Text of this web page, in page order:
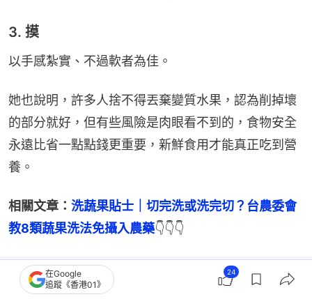
3. 摸
以手感紮實、不過軟者為佳。
她也說明，許多人捨不得丟棄變質水果，認為削掉壞
的部分就好，但有些風險是肉眼看不到的，食物安全
永遠比省一點點錢更重要，新鮮食用才能真正吃到營
養。
相關文章： 洗蔬果貼士｜切完洗或洗完切？台農委會
教8類蔬果洗法免攝入農藥👇👇👇
在Google
追蹤《香港01》
24